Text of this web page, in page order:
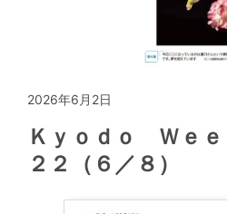
2026年6月2日
Ｋｙｏｄｏ Ｗｅ
２２（６／８）